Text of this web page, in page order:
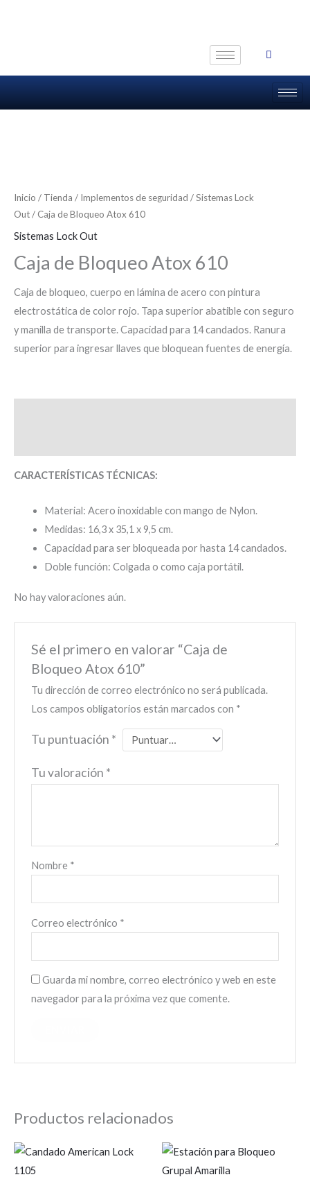
Inicio / Tienda / Implementos de seguridad /Sistemas Lock
Out/ Caja de Bloqueo Atox 610
Sistemas Lock Out
Caja de Bloqueo Atox 610
Caja de bloqueo, cuerpo en lámina de acero con pintura
electrostática de color rojo. Tapa superior abatible con seguro
y manilla de transporte. Capacidad para 14 candados. Ranura
superior para ingresar llaves que bloquean fuentes de energía.
CARACTERÍSTICAS TÉCNICAS:
Material: Acero inoxidable con mango de Nylon.
Medidas: 16,3 x 35,1 x 9,5 cm.
Capacidad para ser bloqueada por hasta 14 candados.
Doble función: Colgada o como caja portátil.
No hay valoraciones aún.
Sé el primero en valorar “Caja de
Bloqueo Atox 610”
Tu dirección de correo electrónico no será publicada.
Los campos obligatorios están marcados con *
Tu puntuación *
Tu valoración *
Nombre *
Correo electrónico *
Guarda mi nombre, correo electrónico y web en este
navegador para la próxima vez que comente.
Productos relacionados